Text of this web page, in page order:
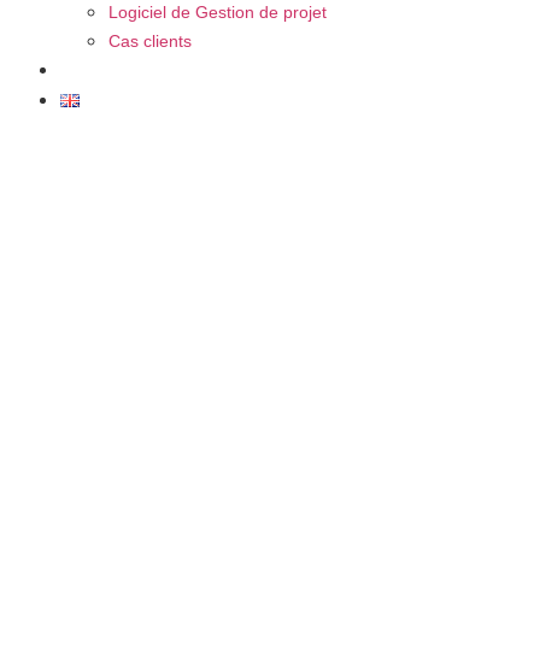
Logiciel de Gestion de projet
Cas clients